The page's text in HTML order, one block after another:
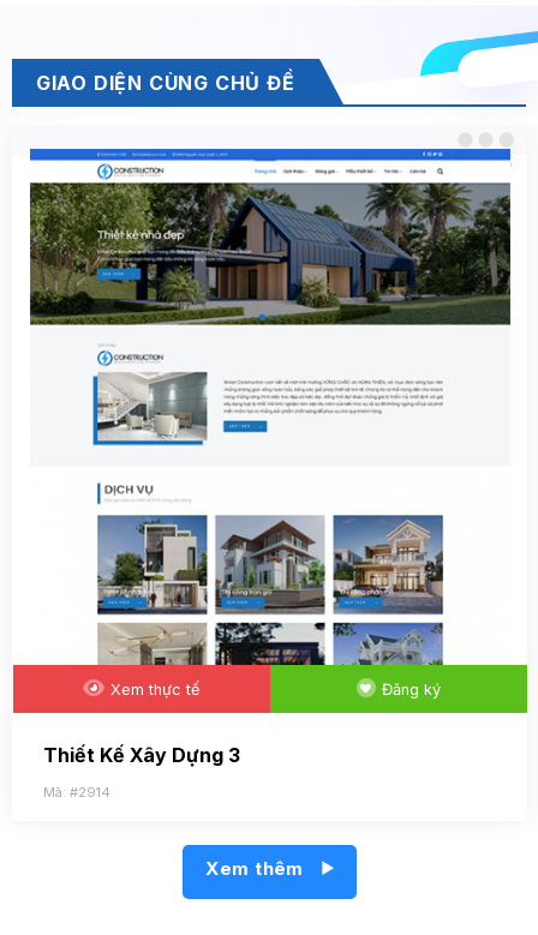
GIAO DIỆN CÙNG CHỦ ĐỀ
Xem thực tế Đăng ký
Thiết Kế Xây Dựng 3
Mã: #2914
Xem thêm